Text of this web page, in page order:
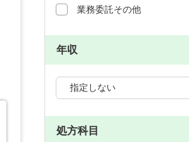
業務委託その他
年収
処方科目